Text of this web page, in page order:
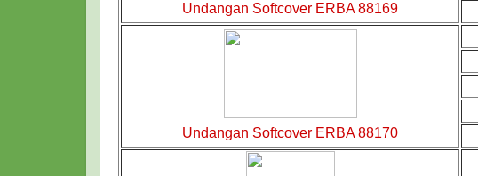
Undangan Softcover ERBA 88169
Undangan Softcover ERBA 88170